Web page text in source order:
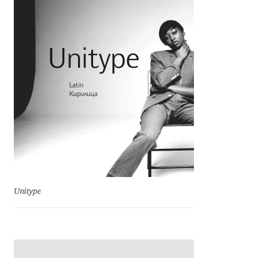
Frank Grießhammer
Fredrick R. Brennan
Galin Kastelov
George Douros [ UFAS ]
Unitype